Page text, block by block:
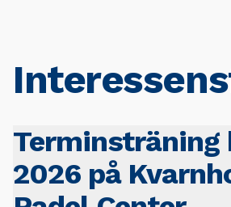
Terminsträning
2026 på